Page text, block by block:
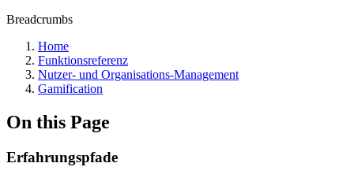
Breadcrumbs
Home
Funktionsreferenz
Nutzer- und Organisations-Management
Gamification
On this Page
Erfahrungspfade